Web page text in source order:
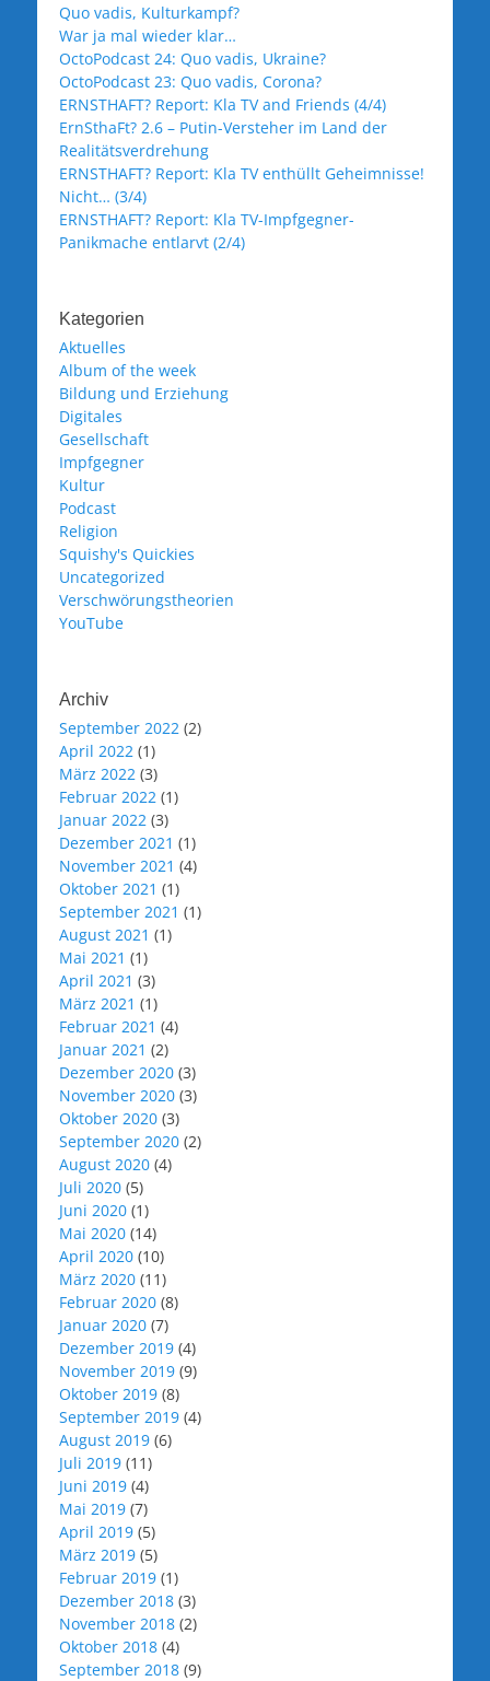
Quo vadis, Kulturkampf?
War ja mal wieder klar…
OctoPodcast 24: Quo vadis, Ukraine?
OctoPodcast 23: Quo vadis, Corona?
ERNSTHAFT? Report: Kla TV and Friends (4/4)
ErnSthaFt? 2.6 – Putin-Versteher im Land der
Realitätsverdrehung
ERNSTHAFT? Report: Kla TV enthüllt Geheimnisse!
Nicht… (3/4)
ERNSTHAFT? Report: Kla TV-Impfgegner-
Panikmache entlarvt (2/4)
Kategorien
Aktuelles
Album of the week
Bildung und Erziehung
Digitales
Gesellschaft
Impfgegner
Kultur
Podcast
Religion
Squishy's Quickies
Uncategorized
Verschwörungstheorien
YouTube
Archiv
September 2022 (2)
April 2022 (1)
März 2022 (3)
Februar 2022 (1)
Januar 2022 (3)
Dezember 2021 (1)
November 2021 (4)
Oktober 2021 (1)
September 2021 (1)
August 2021 (1)
Mai 2021 (1)
April 2021 (3)
März 2021 (1)
Februar 2021 (4)
Januar 2021 (2)
Dezember 2020 (3)
November 2020 (3)
Oktober 2020 (3)
September 2020 (2)
August 2020 (4)
Juli 2020 (5)
Juni 2020 (1)
Mai 2020 (14)
April 2020 (10)
März 2020 (11)
Februar 2020 (8)
Januar 2020 (7)
Dezember 2019 (4)
November 2019 (9)
Oktober 2019 (8)
September 2019 (4)
August 2019 (6)
Juli 2019 (11)
Juni 2019 (4)
Mai 2019 (7)
April 2019 (5)
März 2019 (5)
Februar 2019 (1)
Dezember 2018 (3)
November 2018 (2)
Oktober 2018 (4)
September 2018 (9)